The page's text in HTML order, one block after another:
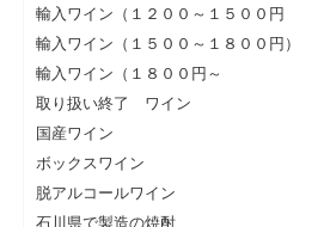
輸入ワイン（１２００～１５００円
輸入ワイン（１５００～１８００円）
輸入ワイン（１８００円～
取り扱い終了 ワイン
国産ワイン
ボックスワイン
脱アルコールワイン
石川県で製造の焼酎